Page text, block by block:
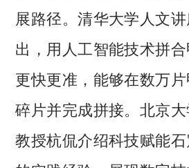
展路径。清华大学人文
出，用人工智能技术拼
更快更准，能够在数万
碎片并完成拼接。北京
教授杭侃介绍科技赋能